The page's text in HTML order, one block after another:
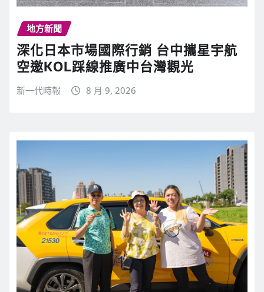
地方新聞
深化日本市場國際行銷 台中攜星宇航
空邀KOL踩線推廣中台灣觀光
新一代時報 8 月 9, 2026